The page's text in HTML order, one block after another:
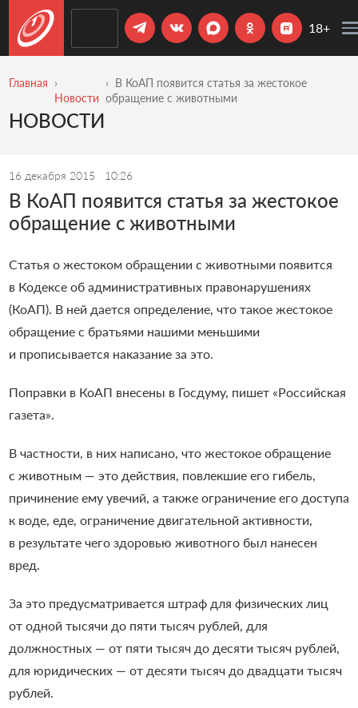
18+
Главная
Новости
В КоАП появится статья за жестокое
обращение с животными
НОВОСТИ
16 декабря 2015 10:26
В КоАП появится статья за жестокое
обращение с животными
Статья о жестоком обращении с животными появится
в Кодексе об административных правонарушениях
(КоАП). В ней дается определение, что такое жестокое
обращение с братьями нашими меньшими
и прописывается наказание за это.
Поправки в КоАП внесены в Госдуму, пишет «Российская
газета».
В частности, в них написано, что жестокое обращение
с животным — это действия, повлекшие его гибель,
причинение ему увечий, а также ограничение его доступа
к воде, еде, ограничение двигательной активности,
в результате чего здоровью животного был нанесен
вред.
За это предусматривается штраф для физических лиц
от одной тысячи до пяти тысяч рублей, для
должностных — от пяти тысяч до десяти тысяч рублей,
для юридических — от десяти тысяч до двадцати тысяч
рублей.